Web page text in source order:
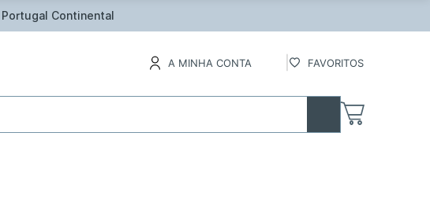
Portugal Continental
A MINHA CONTA FAVORITOS